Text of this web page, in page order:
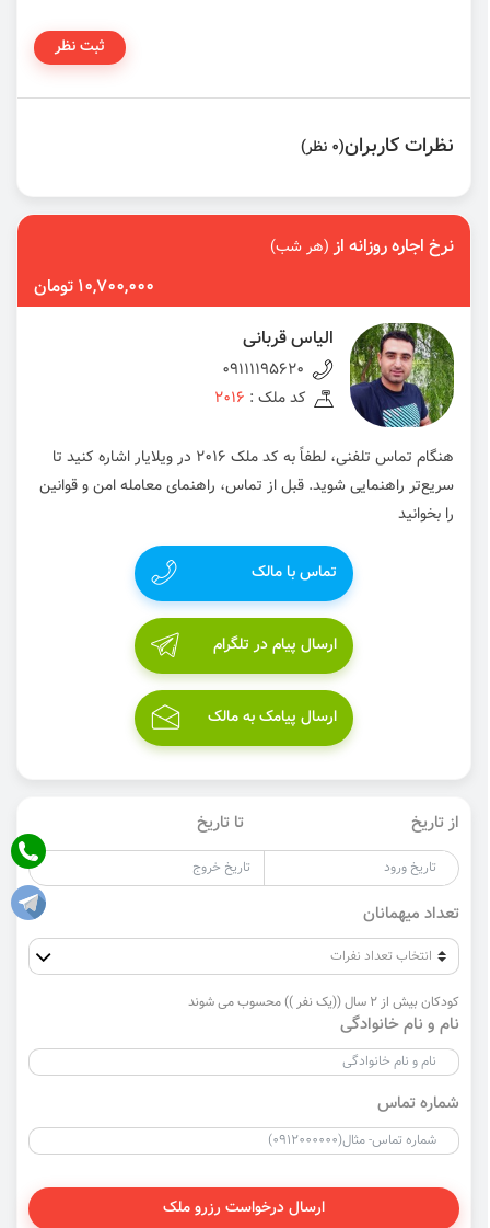
ثبت نظر
نظرات کاربران(0 نظر)
نرخ اجاره روزانه از(هر شب)
10,700,000 تومان
الیاس قربانی
09111195620
کد ملک : 2016
هنگام تماس تلفنی، لطفاً به کد ملک 2016 در ویلایار اشاره کنید تا
سریع‌تر راهنمایی شوید. قبل از تماس، راهنمای معامله امن و قوانین
را بخوانید
تماس با مالک
ارسال پیام در تلگرام
ارسال پیامک به مالک
از تاریخ تا تاریخ
تعداد میهمانان
کودکان بیش از 2 سال ((یک نفر )) محسوب می شوند
نام و نام خانوادگی
شماره تماس
ارسال درخواست رزرو ملک